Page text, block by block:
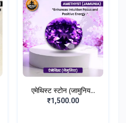
एमेथिस्ट स्टोन (जामुनिय...
₹1,500.00